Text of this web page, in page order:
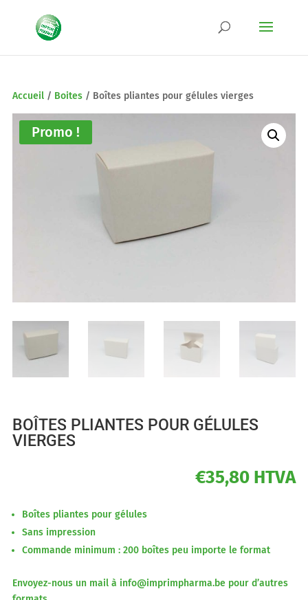
Accueil / Boites / Boîtes pliantes pour gélules vierges
Promo !
BOÎTES PLIANTES POUR GÉLULES
VIERGES
€35,80 HTVA
Boîtes pliantes pour gélules
Sans impression
Commande minimum : 200 boîtes peu importe le format
Envoyez-nous un mail à info@imprimpharma.be pour d’autres